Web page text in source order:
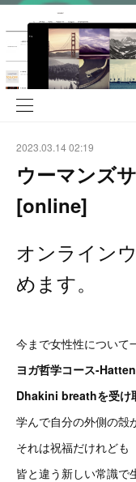
2023.03.14 02:19
ウーマンズ
[online]
オンライン
めます。
今まで女性性について
ヨガ哲学コース-
Dhakini breathを受け
学んで自分の外側の殻
それは祝福だけれども
皆と違う新しい常識で